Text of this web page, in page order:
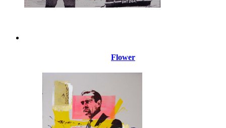
Flower